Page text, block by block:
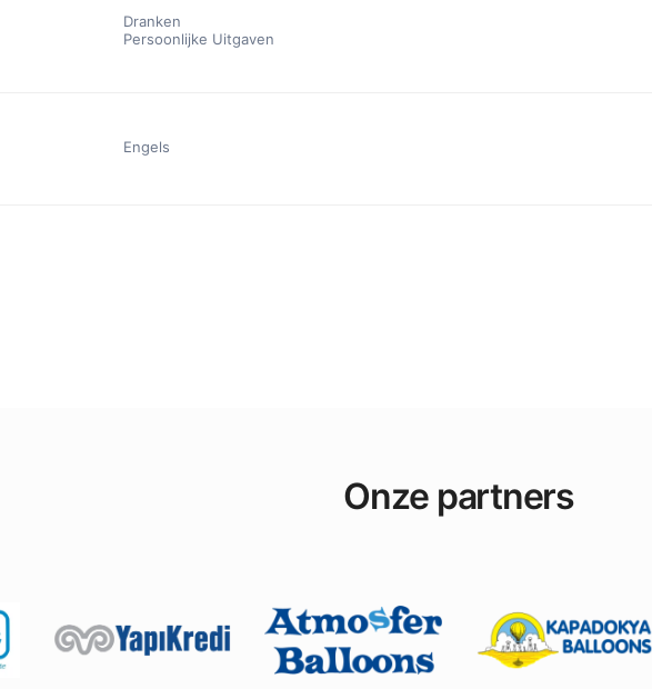
Dranken
Persoonlijke Uitgaven
Engels
Onze partners